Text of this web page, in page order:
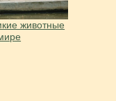
животные